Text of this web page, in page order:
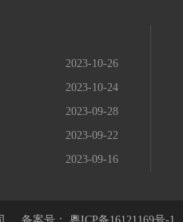
2023-10-26
2023-10-24
2023-09-28
2023-09-22
2023-09-16